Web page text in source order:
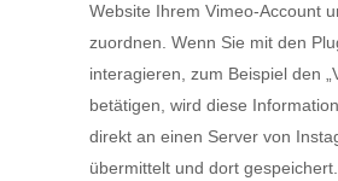
Website Ihrem Vimeo-Account
zuordnen. Wenn Sie mit den
interagieren, zum Beispiel den
betätigen, wird diese
direkt an einen Server von
übermittelt und dort gespeichert.